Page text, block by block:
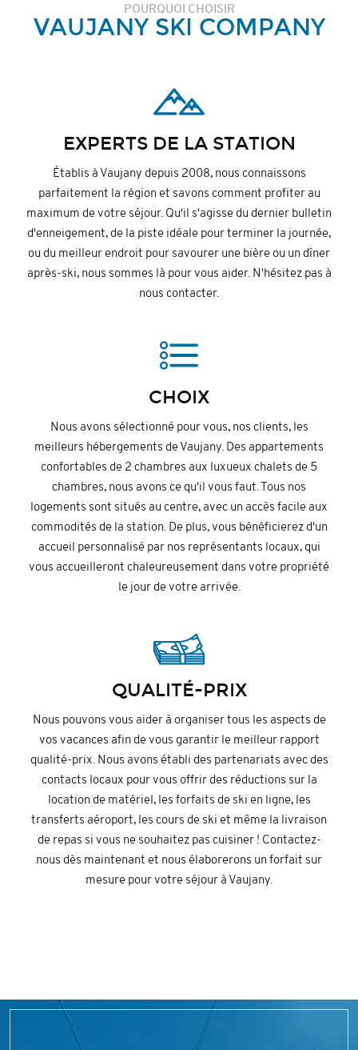
POURQUOI CHOISIR
VAUJANY SKI COMPANY
EXPERTS DE LA STATION
Établis à Vaujany depuis 2008, nous connaissons
parfaitement la région et savons comment profiter au
maximum de votre séjour. Qu'il s'agisse du dernier bulletin
d'enneigement, de la piste idéale pour terminer la journée,
ou du meilleur endroit pour savourer une bière ou un dîner
après-ski, nous sommes là pour vous aider. N'hésitez pas à
nous contacter.
CHOIX
Nous avons sélectionné pour vous, nos clients, les
meilleurs hébergements de Vaujany. Des appartements
confortables de 2 chambres aux luxueux chalets de 5
chambres, nous avons ce qu'il vous faut. Tous nos
logements sont situés au centre, avec un accès facile aux
commodités de la station. De plus, vous bénéficierez d'un
accueil personnalisé par nos représentants locaux, qui
vous accueilleront chaleureusement dans votre propriété
le jour de votre arrivée.
QUALITÉ-PRIX
Nous pouvons vous aider à organiser tous les aspects de
vos vacances afin de vous garantir le meilleur rapport
qualité-prix. Nous avons établi des partenariats avec des
contacts locaux pour vous offrir des réductions sur la
location de matériel, les forfaits de ski en ligne, les
transferts aéroport, les cours de ski et même la livraison
de repas si vous ne souhaitez pas cuisiner ! Contactez-
nous dès maintenant et nous élaborerons un forfait sur
mesure pour votre séjour à Vaujany.